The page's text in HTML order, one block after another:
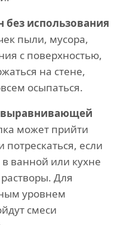
без использования
пыли, мусора,
с поверхностью,
на стене,
осыпаться.
может прийти
потрескаться, если
ванной или кухне
Для
уровнем
смеси